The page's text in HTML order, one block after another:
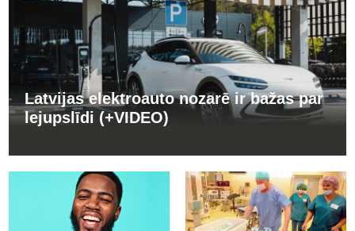
Latvijas elektroauto nozarē ir bažas par
lejupslīdi (+VIDEO)